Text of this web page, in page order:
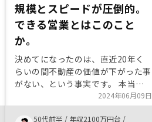
規模とスピードが圧倒的。
できる営業とはこのこと
か。
決めてになったのは、直近20年く
らいの間不動産の価値が下がった事
がない、という事実です。 本当に
そうであれば、節税効果以外に売却
時利益も見込めるため、やらない理
2024年06月09日
50代前半 / 年収2100万円台 /